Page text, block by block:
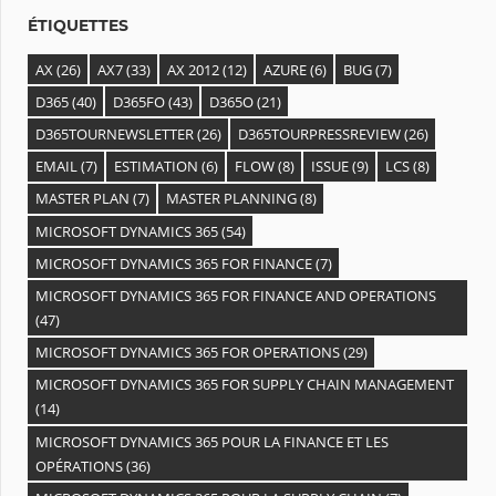
ÉTIQUETTES
AX(26) AX7(33) AX 2012(12) AZURE(6) BUG(7)
D365(40) D365FO(43) D365O(21)
D365TOURNEWSLETTER(26) D365TOURPRESSREVIEW(26)
EMAIL(7) ESTIMATION (6) FLOW(8) ISSUE(9) LCS(8)
MASTER PLAN (7) MASTER PLANNING(8)
MICROSOFT DYNAMICS 365(54)
MICROSOFT DYNAMICS 365 FOR FINANCE(7)
MICROSOFT DYNAMICS 365 FOR FINANCE AND OPERATIONS
(47)
MICROSOFT DYNAMICS 365 FOR OPERATIONS(29)
MICROSOFT DYNAMICS 365 FOR SUPPLY CHAIN MANAGEMENT
(14)
MICROSOFT DYNAMICS 365 POUR LA FINANCE ET LES
OPÉRATIONS(36)